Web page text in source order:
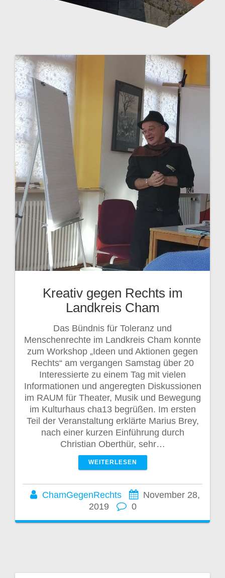
Kreativ gegen Rechts im
Landkreis Cham
Das Bündnis für Toleranz und
Menschenrechte im Landkreis Cham konnte
zum Workshop „Ideen und Aktionen gegen
Rechts“ am vergangen Samstag über 20
Interessierte zu einem Tag mit vielen
Informationen und angeregten Diskussionen
im RAUM für Theater, Musik und Bewegung
im Kulturhaus cha13 begrüßen. Im ersten
Teil der Veranstaltung erklärte Marius Brey,
nach einer kurzen Einführung durch
Christian Oberthür, sehr…
WEITERLESEN
ChamGegenRechts
November 28,
2019
0